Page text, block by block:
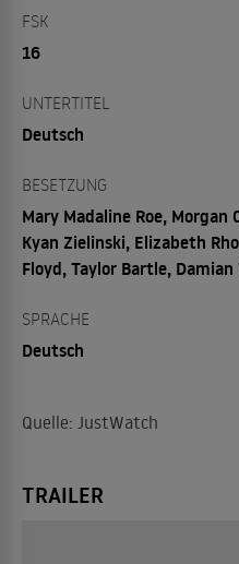
FSK
16
UNTERTITEL
Deutsch
BESETZUNG
Mary Madaline Roe, Morgan
Kyan Zielinski, Elizabeth
Floyd, Taylor Bartle,
SPRACHE
Deutsch
Quelle: JustWatch
TRAILER